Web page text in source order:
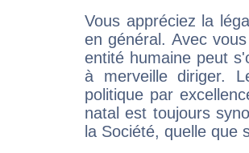
Vous appréciez la
en général. Avec
entité humaine peut
à merveille diriger.
politique par
natal est toujours
la Société, quelle que